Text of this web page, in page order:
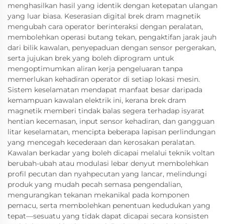
menghasilkan hasil yang identik dengan ketepatan ulangan
yang luar biasa. Keserasian digital brek dram magnetik
mengubah cara operator berinteraksi dengan peralatan,
membolehkan operasi butang tekan, pengaktifan jarak jauh
dari bilik kawalan, penyepaduan dengan sensor pergerakan,
serta jujukan brek yang boleh diprogram untuk
mengoptimumkan aliran kerja pengeluaran tanpa
memerlukan kehadiran operator di setiap lokasi mesin.
Sistem keselamatan mendapat manfaat besar daripada
kemampuan kawalan elektrik ini, kerana brek dram
magnetik memberi tindak balas segera terhadap isyarat
hentian kecemasan, input sensor kehadiran, dan gangguan
litar keselamatan, mencipta beberapa lapisan perlindungan
yang mencegah kecederaan dan kerosakan peralatan.
Kawalan berkadar yang boleh dicapai melalui teknik voltan
berubah-ubah atau modulasi lebar denyut membolehkan
profil pecutan dan nyahpecutan yang lancar, melindungi
produk yang mudah pecah semasa pengendalian,
mengurangkan tekanan mekanikal pada komponen
pemacu, serta membolehkan penentuan kedudukan yang
tepat—sesuatu yang tidak dapat dicapai secara konsisten